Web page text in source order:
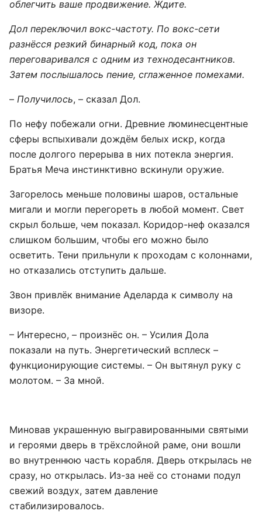
облегчить ваше продвижение. Ждите.
Дол переключил вокс-частоту. По вокс-сети
разнёсся резкий бинарный код, пока он
переговаривался с одним из технодесантников.
Затем послышалось пение, сглаженное помехами.
– Получилось, – сказал Дол.
По нефу побежали огни. Древние люминесцентные
сферы вспыхивали дождём белых искр, когда
после долгого перерыва в них потекла энергия.
Братья Меча инстинктивно вскинули оружие.
Загорелось меньше половины шаров, остальные
мигали и могли перегореть в любой момент. Свет
скрыл больше, чем показал. Коридор-неф оказался
слишком большим, чтобы его можно было
осветить. Тени прильнули к проходам с колоннами,
но отказались отступить дальше.
Звон привлёк внимание Аделарда к символу на
визоре.
– Интересно, – произнёс он. – Усилия Дола
показали на путь. Энергетический всплеск –
функционирующие системы. – Он вытянул руку с
молотом. – За мной.
Миновав украшенную выгравированными святыми
и героями дверь в трёхслойной раме, они вошли
во внутреннюю часть корабля. Дверь открылась не
сразу, но открылась. Из-за неё со стонами подул
свежий воздух, затем давление
стабилизировалось.